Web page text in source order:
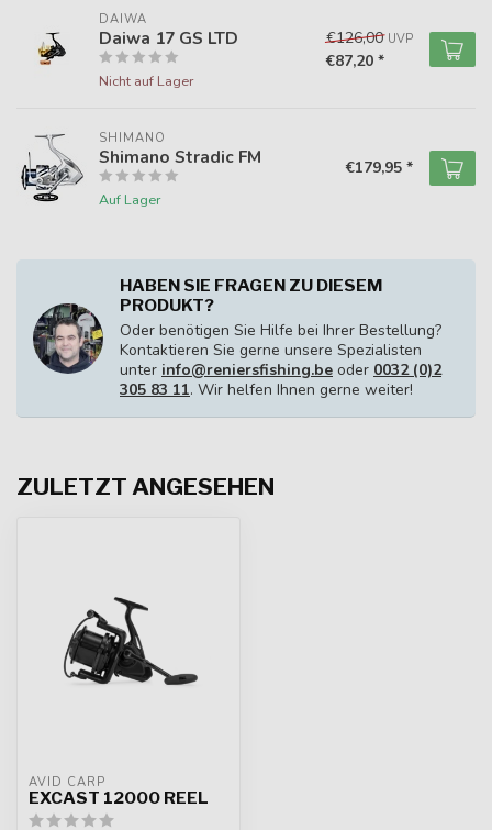
DAIWA
Daiwa 17 GS LTD
Nicht auf Lager
€126,00 UVP
€87,20 *
SHIMANO
Shimano Stradic FM
Auf Lager
€179,95 *
HABEN SIE FRAGEN ZU DIESEM
PRODUKT?
Oder benötigen Sie Hilfe bei Ihrer Bestellung?
Kontaktieren Sie gerne unsere Spezialisten
unter info@reniersfishing.be oder 0032 (0)2
305 83 11. Wir helfen Ihnen gerne weiter!
ZULETZT ANGESEHEN
AVID CARP
EXCAST 12000 REEL